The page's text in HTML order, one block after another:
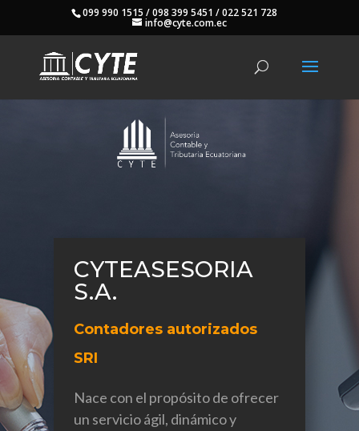
099 990 1515 / 098 399 5451 / 022 521 728
info@cyte.com.ec
CYTEASESORIA
S.A.
Contadores autorizados
SRI
Nace con el propósito de ofrecer
un servicio ágil, dinámico y